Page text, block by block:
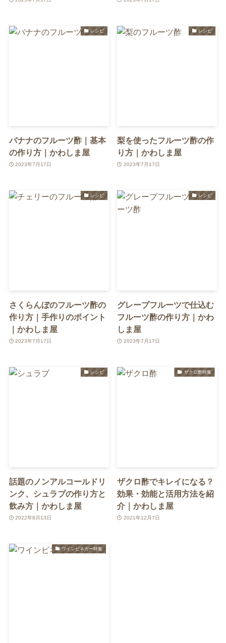
レシピ
バナナのフルーツ酢｜基本
の作り方｜かわしま屋
2023年7月17日
レシピ
梨を使ったフルーツ酢の作
り方｜かわしま屋
2023年7月17日
レシピ
さくらんぼのフルーツ酢の
作り方｜手作りのポイント
｜かわしま屋
2023年7月17日
レシピ
グレープフルーツで仕込む
フルーツ酢の作り方｜かわ
しま屋
2023年7月17日
レシピ
話題のノンアルコールドリ
ンク、シュラブの作り方と
飲み方｜かわしま屋
2022年8月13日
ザクロ酢特集
ザクロ酢でキレイになる？
効果・効能と活用方法を紹
介｜かわしま屋
2021年12月7日
ワインビネガー特集